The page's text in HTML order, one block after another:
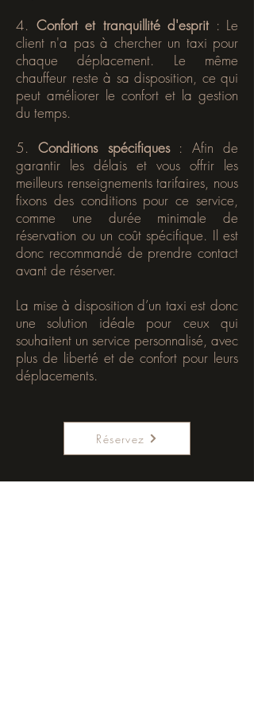
4. Confort et tranquillité d'esprit: Le
client n'a pas à chercher un taxi pour
chaque déplacement. Le même
chauffeur reste à sa disposition, ce qui
peut améliorer le confort et la gestion
du temps.
5.Conditions spécifiques: Afin de
garantir les délais et vous offrir les
meilleurs renseignements tarifaires, nous
fixons des conditions pour ce service,
comme une durée minimale de
réservation ou un coût spécifique. Il est
donc recommandé de prendre contact
avant de réserver.
La mise à disposition d’un taxi est donc
une solution idéale pour ceux qui
souhaitent un service personnalisé, avec
plus de liberté et de confort pour leurs
déplacements.
Réservez